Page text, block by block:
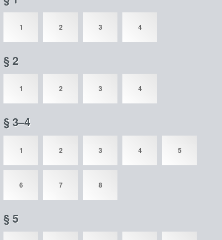
1 2 3 4
§ 2
1 2 3 4
§ 3–4
1 2 3 4 5
6 7 8
§ 5